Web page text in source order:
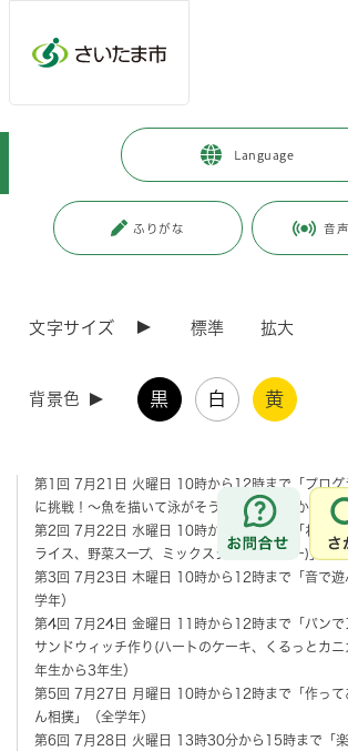
Language
ふりがな 音
文字サイズ 標準 拡大
背景色 黒 白 黄
お問合せ
緑区 区政情報 > 地域情報
尾間木公民館報 令和8年6月号
更新日付：2026年6月1日 /
「『自分発見！』チャレンジupさいたま」対象事業
第1回 7月21日 火曜日 10時から12時まで「プロ
に挑戦！～魚を描いて泳がそう～」（1年生から3年
第2回 7月22日 水曜日 10時から13時まで「わくわ
ライス、野菜スープ、ミックスジュースゼリー)」（
第3回 7月23日 木曜日 10時から12時まで「音で遊
学年）
第4回 7月24日 金曜日 11時から12時まで「パンで
サンドウィッチ作り(ハートのケーキ、くるっとカニ
年生から3年生）
第5回 7月27日 月曜日 10時から12時まで「作って
ん相撲」（全学年）
第6回 7月28日 火曜日 13時30分から15時まで「